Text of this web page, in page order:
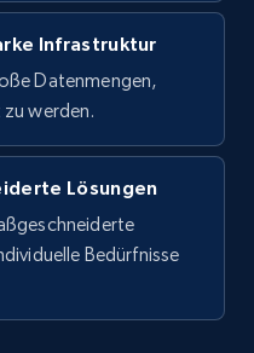
Gratis testen
Date
post, and more.
Infrastruktur
Datenmengen,
werden.
Lösungen
Bedürfnisse